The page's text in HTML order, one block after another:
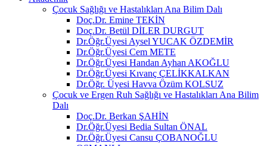
Çocuk Sağlığı ve Hastalıkları Ana Bilim Dalı
Doç.Dr. Emine TEKİN
Doç.Dr. Betül DİLER DURGUT
Dr.Öğr.Üyesi Aysel YUCAK ÖZDEMİR
Dr.Öğr.Üyesi Cem METE
Dr.Öğr.Üyesi Handan Ayhan AKOĞLU
Dr.Öğr.Üyesi Kıvanç ÇELİKKALKAN
Dr.Öğr. Üyesi Havva Özüm KOLSUZ
Çocuk ve Ergen Ruh Sağlığı ve Hastalıkları Ana Bilim
Dalı
Doç.Dr. Berkan ŞAHİN
Dr.Öğr.Üyesi Bedia Sultan ÖNAL
Dr.Öğr.Üyesi Cansu ÇOBANOĞLU